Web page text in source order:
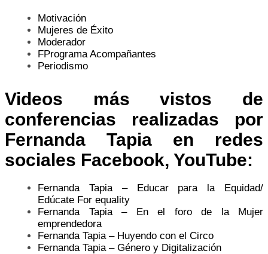
Motivación
Mujeres de Éxito
Moderador
FPrograma Acompañantes
Periodismo
Videos más vistos de
conferencias realizadas por
Fernanda Tapia en redes
sociales Facebook, YouTube:
Fernanda Tapia – Educar para la Equidad/
Edúcate For equality
Fernanda Tapia – En el foro de la Mujer
emprendedora
Fernanda Tapia – Huyendo con el Circo
Fernanda Tapia – Género y Digitalización